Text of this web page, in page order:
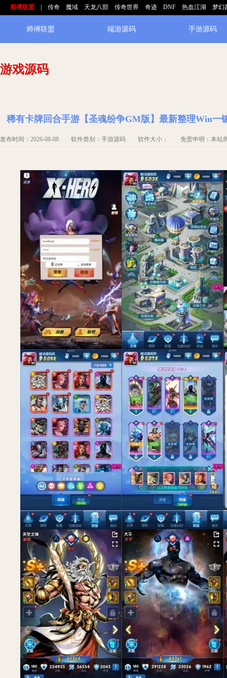
师傅联盟 传奇 魔域 天龙八部 传奇世界 奇迹 DNF 热血江湖 梦幻
师傅联盟 端游源码 手游源码
游戏源码
稀有卡牌回合手游【圣魂纷争GM版】最新整理Win一
发布时间：2026-08-08 软件类别：手游源码 软件大小： 免责申明：本站所